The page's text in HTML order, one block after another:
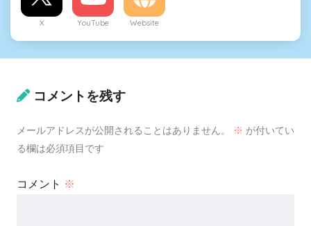
X YouTube Website
コメントを残す
メールアドレスが公開されることはありません。 ※ が付いてい
る欄は必須項目です
コメント ※